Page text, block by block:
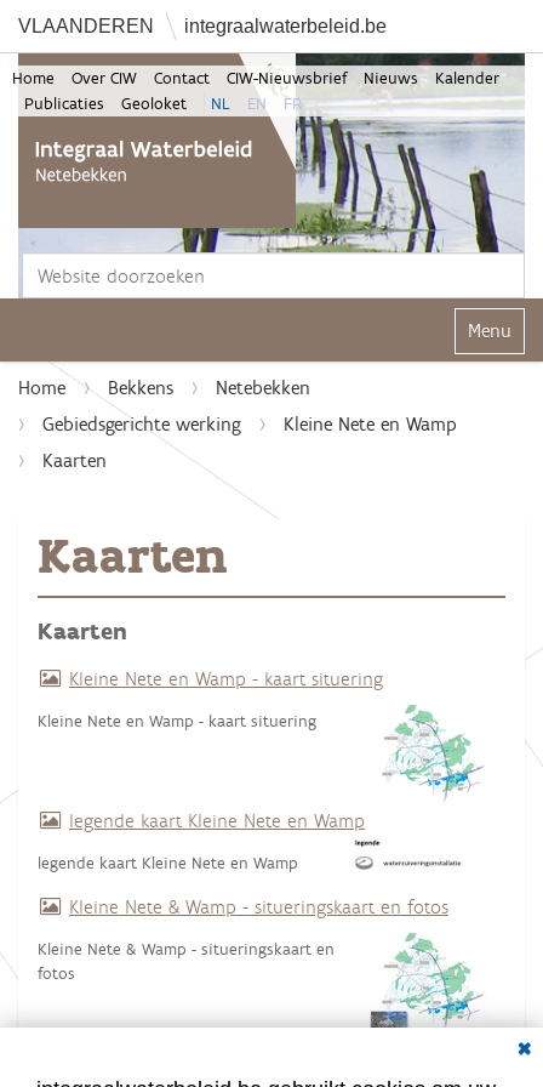
VLAANDEREN integraalwaterbeleid.be
Home Over CIW Contact CIW-Nieuwsbrief Nieuws
Kalender
Publicaties
Geoloket NL EN FR
Klap
Home Bekkens
Netebekken
Gebiedsgerichte werking
Kleine Nete en Wamp
Kaarten
Kaarten
Kaarten
Kleine Nete en Wamp - kaart situering
Kleine Nete en Wamp - kaart situering
legende kaart Kleine Nete en Wamp
legende kaart Kleine Nete en Wamp
Kleine Nete & Wamp - situeringskaart en fotos
Kleine Nete & Wamp - situeringskaart en
fotos